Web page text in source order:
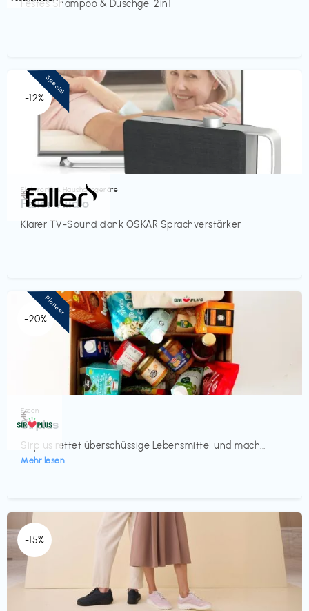
Festes Shampoo & Duschgel 2in1
-12%
Elektronik & Haushaltsgeräte
Faller Audio
Klarer TV-Sound dank OSKAR Sprachverstärker
€‎
Special
-20%
Essen
Sirplus
Sirplus rettet überschüssige Lebensmittel und mach...
Mehr lesen
€‎
Pioneer
-15%